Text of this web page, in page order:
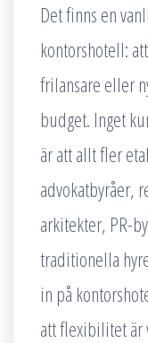
Det finns en
kontorshotell:
frilansare eller
budget. Inget
är att allt fler
advokatbyråer,
arkitekter, PR-
traditionella
in på
att flexibilitet är